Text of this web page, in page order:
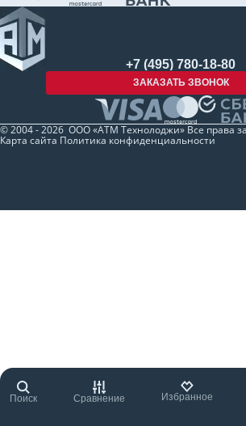
Поиск Сравнение Избранное
+7 (495) 780-18-80
ЗАКАЗАТЬ ЗВОНОК
© 2004 - 2026 ООО «АТМ Технолоджи» Все права
Карта сайта Политика конфиденциальности